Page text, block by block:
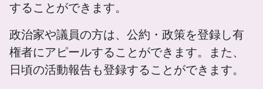
することができます。
政治家や議員の方は、公約・政策を登録し有
権者にアピールすることができます。また、
日頃の活動報告も登録することができます。